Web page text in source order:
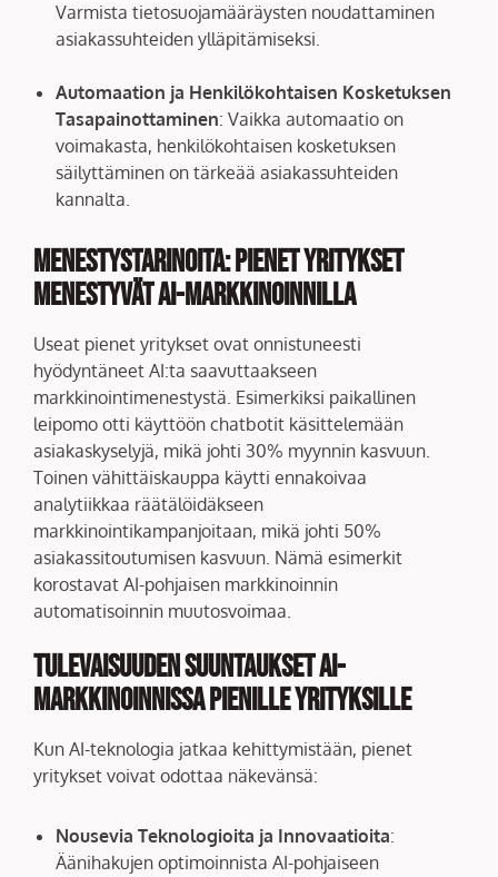
Varmista tietosuojamääräysten noudattaminen
asiakassuhteiden ylläpitämiseksi.
Automaation ja Henkilökohtaisen Kosketuksen
Tasapainottaminen: Vaikka automaatio on
voimakasta, henkilökohtaisen kosketuksen
säilyttäminen on tärkeää asiakassuhteiden
kannalta.
Menestystarinoita: Pienet Yritykset
Menestyvät AI-Markkinoinnilla
Useat pienet yritykset ovat onnistuneesti
hyödyntäneet AI:ta saavuttaakseen
markkinointimenestystä. Esimerkiksi paikallinen
leipomo otti käyttöön chatbotit käsittelemään
asiakaskyselyjä, mikä johti 30% myynnin kasvuun.
Toinen vähittäiskauppa käytti ennakoivaa
analytiikkaa räätälöidäkseen
markkinointikampanjoitaan, mikä johti 50%
asiakassitoutumisen kasvuun. Nämä esimerkit
korostavat AI-pohjaisen markkinoinnin
automatisoinnin muutosvoimaa.
Tulevaisuuden Suuntaukset AI-
Markkinoinnissa Pienille Yrityksille
Kun AI-teknologia jatkaa kehittymistään, pienet
yritykset voivat odottaa näkevänsä:
Nousevia Teknologioita ja Innovaatioita:
Äänihakujen optimoinnista AI-pohjaiseen